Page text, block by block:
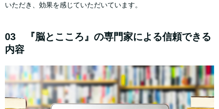
いただき、効果を感じていただいています。
03 『脳とこころ』の専門家による信頼できる
内容